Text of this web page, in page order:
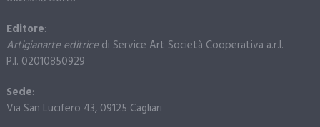
Editore:
Artigianarte editricedi Service Art Società Cooperativa a.r.l.
P.I. 02010850929
Sede:
Via San Lucifero 43, 09125 Cagliari